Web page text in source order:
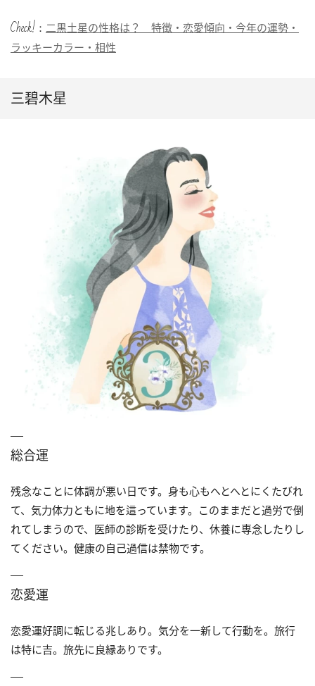
Check!： 二黒土星の性格は？ 特徴・恋愛傾向・今年の運勢・
ラッキーカラー・相性
三碧木星
総合運
残念なことに体調が悪い日です。身も心もへとへとにくたびれ
て、気力体力ともに地を這っています。このままだと過労で倒
れてしまうので、医師の診断を受けたり、休養に専念したりし
てください。健康の自己過信は禁物です。
恋愛運
恋愛運好調に転じる兆しあり。気分を一新して行動を。旅行
は特に吉。旅先に良縁ありです。